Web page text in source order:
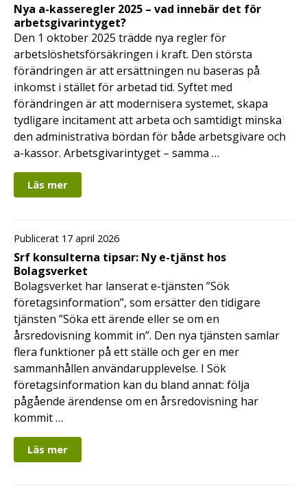
Nya a-kasseregler 2025 – vad innebär det för
arbetsgivarintyget?
Den 1 oktober 2025 trädde nya regler för
arbetslöshetsförsäkringen i kraft. Den största
förändringen är att ersättningen nu baseras på
inkomst i stället för arbetad tid. Syftet med
förändringen är att modernisera systemet, skapa
tydligare incitament att arbeta och samtidigt minska
den administrativa bördan för både arbetsgivare och
a-kassor. Arbetsgivarintyget – samma …
Läs mer
Publicerat 17 april 2026
Srf konsulterna tipsar: Ny e-tjänst hos
Bolagsverket
Bolagsverket har lanserat e-tjänsten ”Sök
företagsinformation”, som ersätter den tidigare
tjänsten ”Söka ett ärende eller se om en
årsredovisning kommit in”. Den nya tjänsten samlar
flera funktioner på ett ställe och ger en mer
sammanhållen användarupplevelse. I Sök
företagsinformation kan du bland annat: följa
pågående ärendense om en årsredovisning har
kommit …
Läs mer